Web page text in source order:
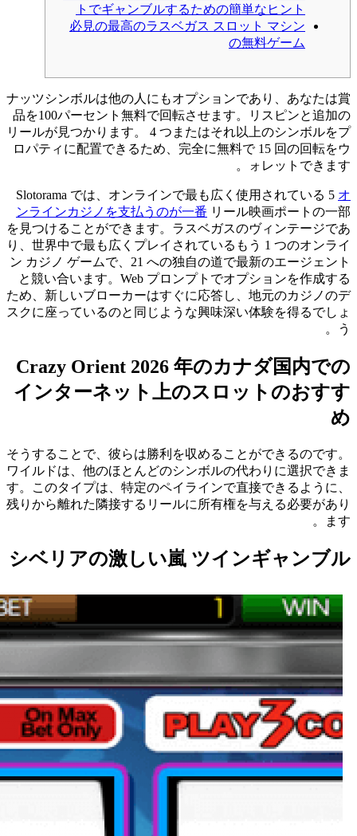
トでギャンブルするための簡単なヒント
必見の最高のラスベガス スロット マシン
の無料ゲーム
ナッツシンボルは他の人にもオプションであり、あなたは賞
品を100パーセント無料で回転させます。リスピンと追加の
リールが見つかります。 4 つまたはそれ以上のシンボルをプ
ロパティに配置できるため、完全に無料で 15 回の回転をウ
ォレットできます。
Slotorama では、オンラインで最も広く使用されている 5 オ
ンラインカジノを支払うのが一番 リール映画ポートの一部
を見つけることができます。ラスベガスのヴィンテージであ
り、世界中で最も広くプレイされているもう 1 つのオンライ
ン カジノ ゲームで、21 への独自の道で最新のエージェント
と競い合います。Web プロンプトでオプションを作成する
ため、新しいブローカーはすぐに応答し、地元のカジノのデ
スクに座っているのと同じような興味深い体験を得るでしょ
う。
Crazy Orient 2026 年のカナダ国内での
インターネット上のスロットのおすす
め
そうすることで、彼らは勝利を収めることができるのです。
ワイルドは、他のほとんどのシンボルの代わりに選択できま
す。このタイプは、特定のペイラインで直接できるように、
残りから離れた隣接するリールに所有権を与える必要があり
ます。
シベリアの激しい嵐 ツインギャンブル